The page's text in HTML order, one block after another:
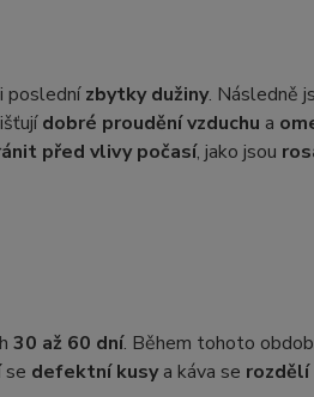
poslednízbytky dužiny. Následně
dobré proudění vzduchu a
před vlivy počasí, jako jsou
30 až 60 dní. Během tohoto
se defektní kusya káva se